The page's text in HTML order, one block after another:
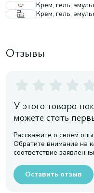
Крем, гель,
Крем, гель,
Отзывы
У этого товара
можете стать
Расскажите о своем
Обратите внимание на
соответствие
Оставить отзыв